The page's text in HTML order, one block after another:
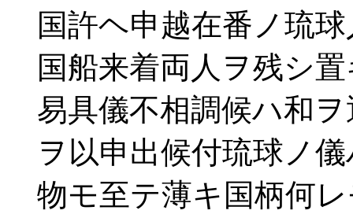
国許ヘ申越在番ノ琉球
国船来着両人ヲ残シ置
易具儀不相調候ハ和ヲ
ヲ以申出候付琉球ノ儀
物モ至テ薄キ国柄何レ